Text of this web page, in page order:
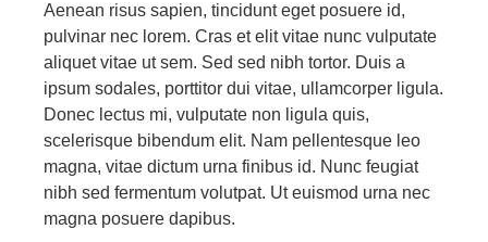
Aenean risus sapien, tincidunt eget posuere id,
pulvinar nec lorem. Cras et elit vitae nunc vulputate
aliquet vitae ut sem. Sed sed nibh tortor. Duis a
ipsum sodales, porttitor dui vitae, ullamcorper ligula.
Donec lectus mi, vulputate non ligula quis,
scelerisque bibendum elit. Nam pellentesque leo
magna, vitae dictum urna finibus id. Nunc feugiat
nibh sed fermentum volutpat. Ut euismod urna nec
magna posuere dapibus.